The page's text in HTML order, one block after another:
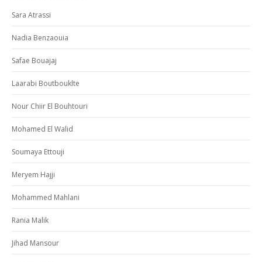
Sara Atrassi
Nadia Benzaouia
Safae Bouajaj
Laarabi Boutbouklte
Nour Chiir El Bouhtouri
Mohamed El Walid
Soumaya Ettouji
Meryem Hajji
Mohammed Mahlani
Rania Malik
Jihad Mansour